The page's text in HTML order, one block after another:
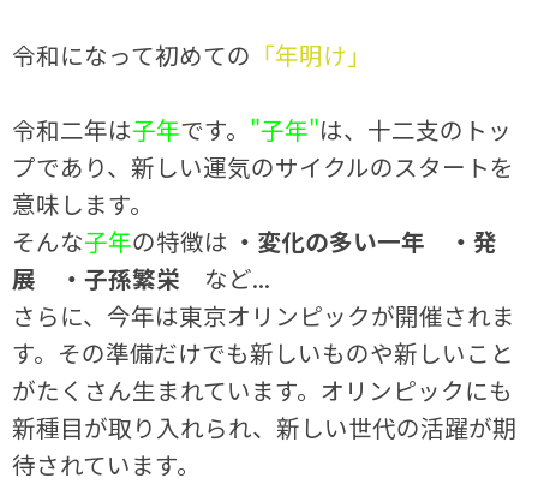
令和になって初めての 「年明け」
令和二年は子年です。 "子年"は、十二支のトッ
プであり、新しい運気のサイクルのスタートを
意味します。
そんな子年の特徴は ・変化の多い一年 ・発
展 ・子孫繁栄 など...
さらに、今年は東京オリンピックが開催されま
す。その準備だけでも新しいものや新しいこと
がたくさん生まれています。オリンピックにも
新種目が取り入れられ、新しい世代の活躍が期
待されています。